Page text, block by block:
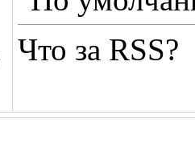
Что за RSS?